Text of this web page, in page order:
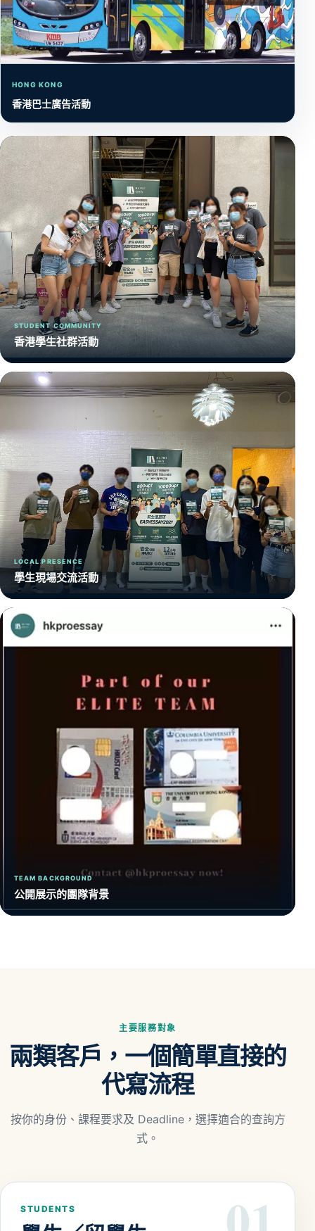
HONG KONG
香港巴士廣告活動
STUDENT COMMUNITY
香港學生社群活動
LOCAL PRESENCE
學生現場交流活動
TEAM BACKGROUND
公開展示的團隊背景
主要服務對象
兩類客戶，一個簡單直接的
代寫流程
按你的身份、課程要求及 Deadline，選擇適合的查詢方
式。
STUDENTS